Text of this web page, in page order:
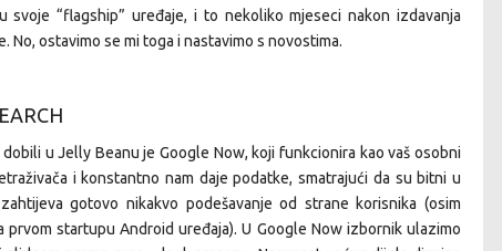
svoje “flagship” uređaje, i to nekoliko mjeseci nakon izdavanja
No, ostavimo se mi toga i nastavimo s novostima.
u Jelly Beanu je Google Now, koji funkcionira kao vaš osobni
i konstantno nam daje podatke, smatrajući da su bitni u
gotovo nikakvo podešavanje od strane korisnika (osim
prvom startupu Android uređaja). U Google Now izbornik ulazimo